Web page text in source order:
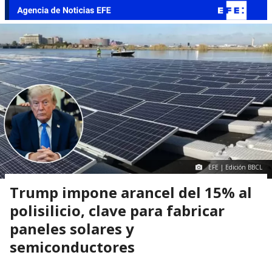
EFE | Edición BBCL
Trump impone arancel del 15% al
polisilicio, clave para fabricar
paneles solares y
semiconductores